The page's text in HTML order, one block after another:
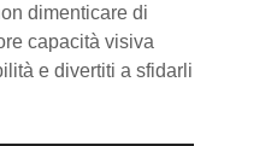
dimenticare di
capacità visiva
e divertiti a sfidarli